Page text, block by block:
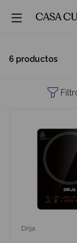
6 productos
Drija